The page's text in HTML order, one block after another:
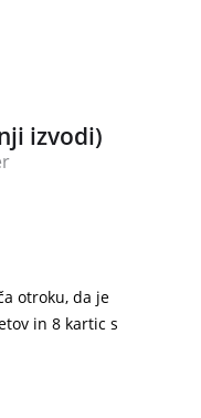
izvodi)
otroku, da je
in 8 kartic s